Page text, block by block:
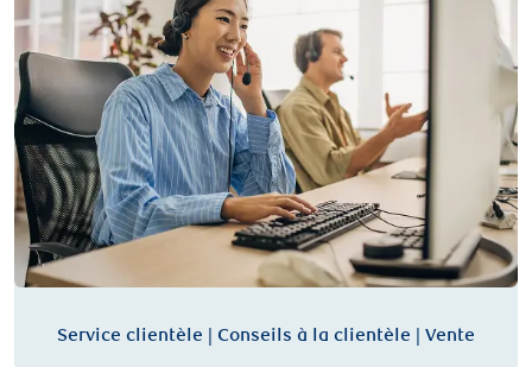
Service clientèle | Conseils à la clientèle | Vente